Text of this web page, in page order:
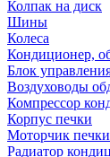
Колпак на диск
Шины
Колеса
Кондиционер,
Блок
Воздуховоды
Компрессор
Корпус печки
Моторчик печки
Радиатор